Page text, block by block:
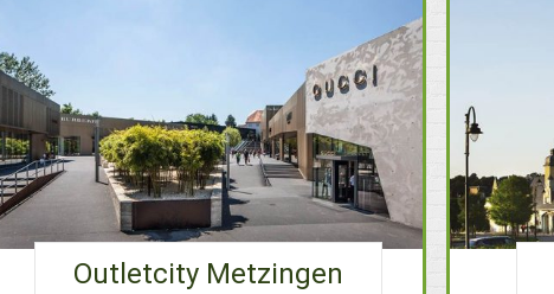
Outletcity Metzingen